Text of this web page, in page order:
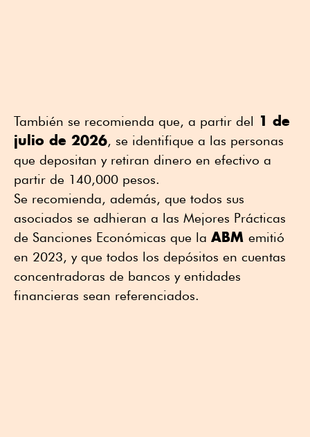
También se recomienda que, a partir del 1 de
julio de 2026, se identifique a las personas
que depositan y retiran dinero en efectivo a
partir de 140,000 pesos.
Se recomienda, además, que todos sus
asociados se adhieran a las Mejores Prácticas
de Sanciones Económicas que la ABM emitió
en 2023, y que todos los depósitos en cuentas
concentradoras de bancos y entidades
financieras sean referenciados.